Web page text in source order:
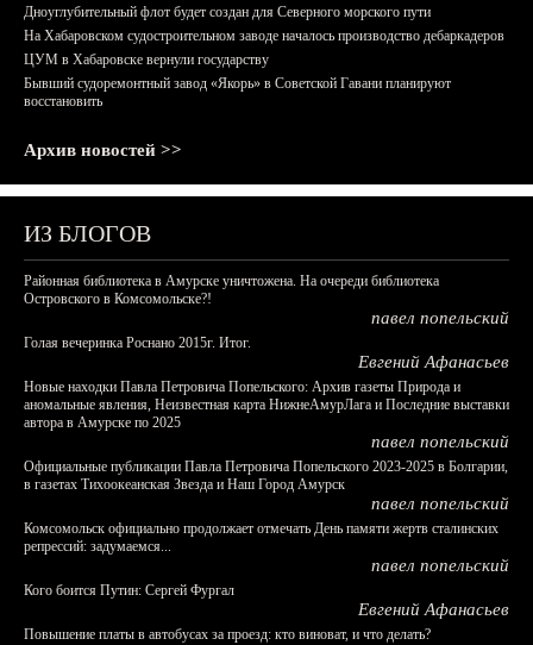
Дноуглубительный флот будет создан для Северного морского пути
На Хабаровском судостроительном заводе началось производство дебаркадеров
ЦУМ в Хабаровске вернули государству
Бывший судоремонтный завод «Якорь» в Советской Гавани планируют
восстановить
Архив новостей >>
ИЗ БЛОГОВ
Районная библиотека в Амурске уничтожена. На очереди библиотека
Островского в Комсомольске?!
павел попельский
Голая вечеринка Роснано 2015г. Итог.
Евгений Афанасьев
Новые находки Павла Петровича Попельского: Архив газеты Природа и
аномальные явления, Неизвестная карта НижнеАмурЛага и Последние выставки
автора в Амурске по 2025
павел попельский
Официальные публикации Павла Петровича Попельского 2023-2025 в Болгарии,
в газетах Тихоокеанская Звезда и Наш Город Амурск
павел попельский
Комсомольск официально продолжает отмечать День памяти жертв сталинских
репрессий: задумаемся...
павел попельский
Кого боится Путин: Сергей Фургал
Евгений Афанасьев
Повышение платы в автобусах за проезд: кто виноват, и что делать?